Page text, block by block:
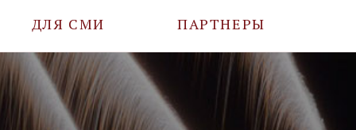
ДЛЯ СМИ
АККРЕДИТАЦИЯ
ПАРТНЕРЫ